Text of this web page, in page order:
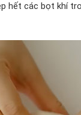
hết các bọt khí